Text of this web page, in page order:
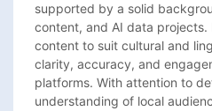
supported by a solid
content, and AI data projects.
content to suit cultural and
clarity, accuracy, and
platforms. With attention to
understanding of local